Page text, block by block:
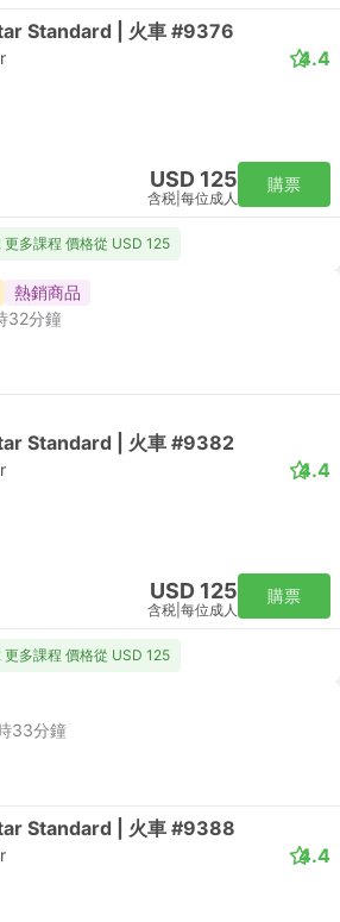
Standard | 火車 #9376
4.4
USD 125
含税 每位成人
購票
更多課程 價格從 USD 125
熱銷商品
32分鐘
Standard | 火車 #9382
4.4
USD 125
含税 每位成人
購票
更多課程 價格從 USD 125
33分鐘
Standard | 火車 #9388
4.4